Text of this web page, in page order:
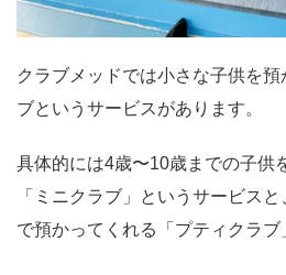
クラブメッドでは小さな子供を
ブというサービスがあります。
具体的には4歳〜10歳までの子供
「ミニクラブ」というサービス
で預かってくれる「プティクラブ